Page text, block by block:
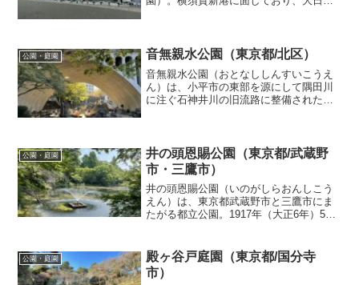
ーマは「水と光と音」...
公園・庭園 音無親水公園（東京都/北区）
音無親水公園（おとなししんすいこうえ
ん）は、小平市の東部を源にして隅田川
に注ぐ石神井川の旧流路に整備された公
水公園（おとなしし...
公園・庭園
井の頭恩賜公園（東京都/武蔵野
市・三鷹市）
井の頭恩賜公園（いのがしらおんしこう
えん）は、東京都武蔵野市と三鷹市にま
たがる都立公園。1917年（大正6年）5月
100周年を迎えました。三宝寺池（石神井
公園）お...
公園・庭園
殿ヶ谷戸庭園（東京都/国分寺
市）